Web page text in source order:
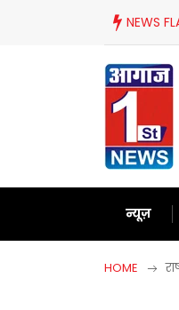
NEWS
वापस जाएंगी शेख
न्यूज़
HOME